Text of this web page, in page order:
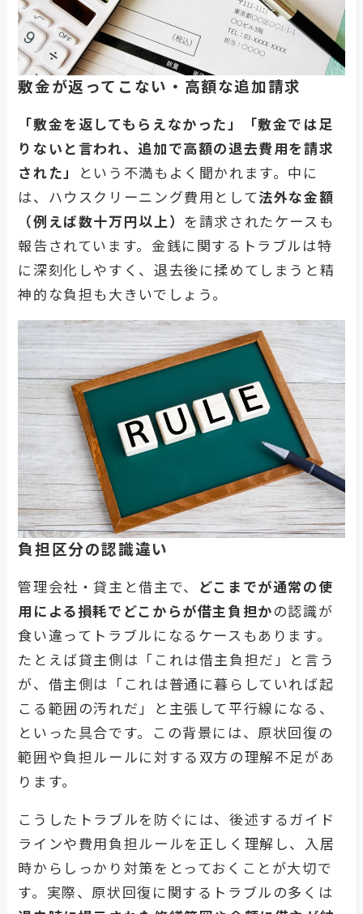
敷金が返ってこない・高額な追加請求
「敷金を返してもらえなかった」「敷金では足
りないと言われ、追加で高額の退去費用を請求
された」
という不満もよく聞かれます。中に
は、ハウスクリーニング費用として法外な金額
（例えば数十万円以上） を請求されたケースも
報告されています。金銭に関するトラブルは特
に深刻化しやすく、退去後に揉めてしまうと精
神的な負担も大きいでしょう。
負担区分の認識違い
管理会社・貸主と借主で、 どこまでが通常の使
用による損耗でどこからが借主負担かの認識が
食い違ってトラブルになるケースもあります。
たとえば貸主側は「これは借主負担だ」と言う
が、借主側は「これは普通に暮らしていれば起
こる範囲の汚れだ」と主張して平行線になる、
といった具合です。この背景には、原状回復の
範囲や負担ルールに対する双方の理解不足があ
ります。
こうしたトラブルを防ぐには、後述するガイド
ラインや費用負担ルールを正しく理解し、入居
時からしっかり対策をとっておくことが大切で
す。実際、原状回復に関するトラブルの多くは